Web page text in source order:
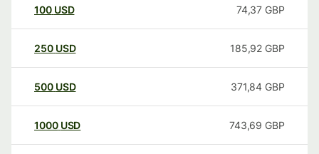
100 USD 74,37 GBP
250 USD 185,92 GBP
500 USD 371,84 GBP
1000 USD 743,69 GBP